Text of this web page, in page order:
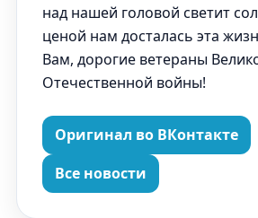
над нашей головой светит
ценой нам досталась эта
Вам, дорогие ветераны
Отечественной войны!
Оригинал во ВКонтакте
Все новости